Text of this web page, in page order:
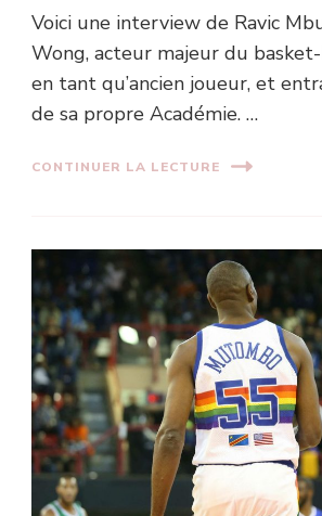
Voici une interview de Ravic
Wong, acteur majeur du
en tant qu’ancien joueur, et
de sa propre Académie. …
CONTINUER LA LECTURE